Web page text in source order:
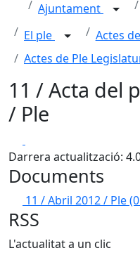
Ajuntament
El ple
Actes
Actes de Ple
11 / Acta del
/ Ple
Darrera actualització:
Documents
11 / Abril 2012 / Ple
RSS
L'actualitat a un clic